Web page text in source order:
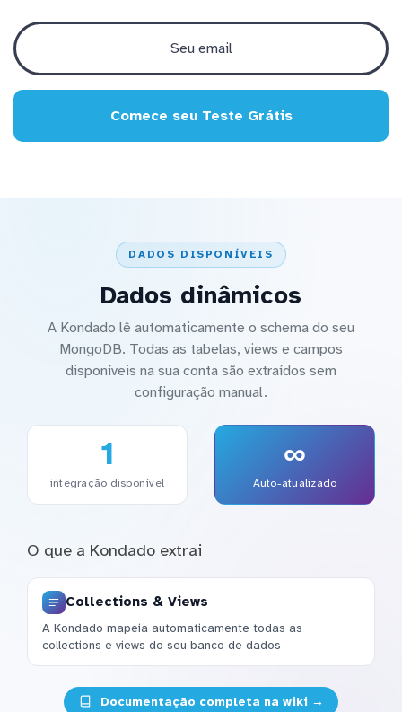
Comece seu Teste Grátis
DADOS DISPONÍVEIS
Dados dinâmicos
A Kondado lê automaticamente o schema do seu
MongoDB. Todas as tabelas, views e campos
disponíveis na sua conta são extraídos sem
configuração manual.
1
integração disponível
∞
Auto-atualizado
O que a Kondado extrai
Collections & Views
A Kondado mapeia automaticamente todas as
collections e views do seu banco de dados
Documentação completa na wiki →